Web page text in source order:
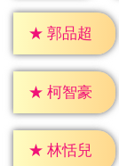
★ 郭品超
★ 柯智豪
★ 林恬兒